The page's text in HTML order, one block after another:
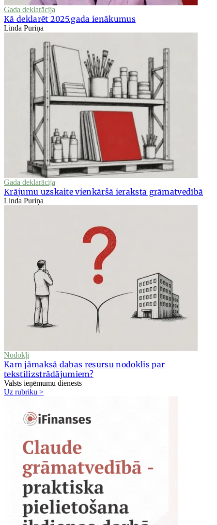
Gada deklarācija
Kā deklarēt 2025.gada ienākumus
Linda Puriņa
Gada deklarācija
Krājumu uzskaite vienkāršā ieraksta grāmatvedībā
Linda Puriņa
Nodokļi
Kam jāmaksā dabas resursu nodoklis par
tekstilizstrādājumiem?
Valsts ieņēmumu dienests
Uz rubriku >